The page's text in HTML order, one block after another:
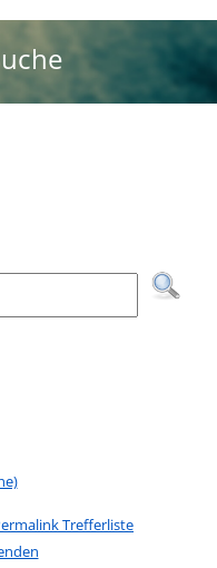
nach der Sie
Trefferliste